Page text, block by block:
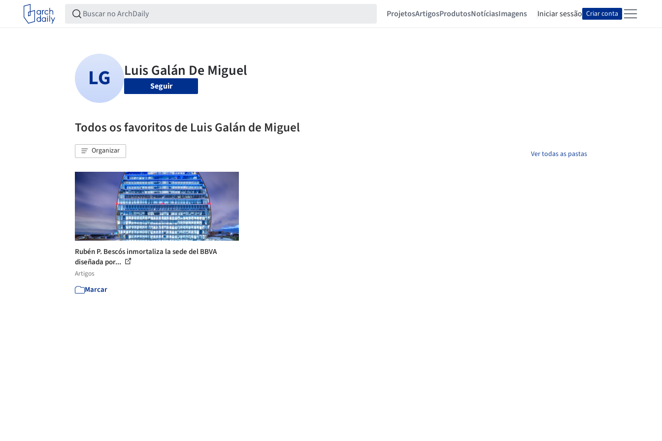
ProjetosArtigosProdutosNotíciasImagens Iniciar sessão Criar conta
Seguir
Todos os favoritos de Luis Galán de Miguel
Organizar Ver todas as pastas
Rubén P. Bescós inmortaliza la sede del BBVA
diseñada por...
Artigos
Marcar